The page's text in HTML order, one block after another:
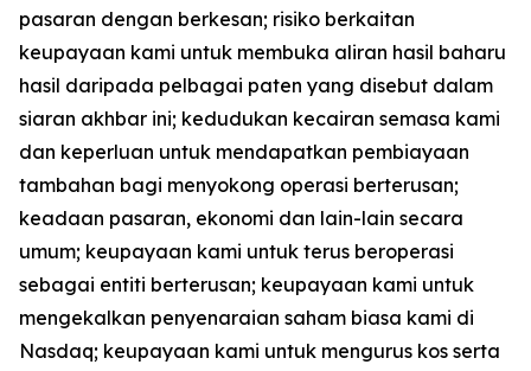
pasaran dengan berkesan; risiko berkaitan
keupayaan kami untuk membuka aliran hasil baharu
hasil daripada pelbagai paten yang disebut dalam
siaran akhbar ini; kedudukan kecairan semasa kami
dan keperluan untuk mendapatkan pembiayaan
tambahan bagi menyokong operasi berterusan;
keadaan pasaran, ekonomi dan lain-lain secara
umum; keupayaan kami untuk terus beroperasi
sebagai entiti berterusan; keupayaan kami untuk
mengekalkan penyenaraian saham biasa kami di
Nasdaq; keupayaan kami untuk mengurus kos serta